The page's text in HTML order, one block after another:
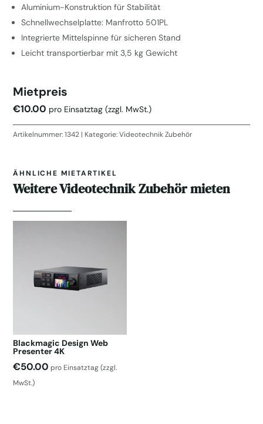
Aluminium-Konstruktion für Stabilität
Schnellwechselplatte: Manfrotto 501PL
Integrierte Mittelspinne für sicheren Stand
Leicht transportierbar mit 3,5 kg Gewicht
Mietpreis
€10.00 pro Einsatztag (zzgl. MwSt.)
Artikelnummer:1342 Kategorie:Videotechnik Zubehör
ÄHNLICHE MIETARTIKEL
Weitere Videotechnik Zubehör mieten
Blackmagic Design Web
Presenter 4K
€50.00 pro Einsatztag (zzgl.
MwSt.)